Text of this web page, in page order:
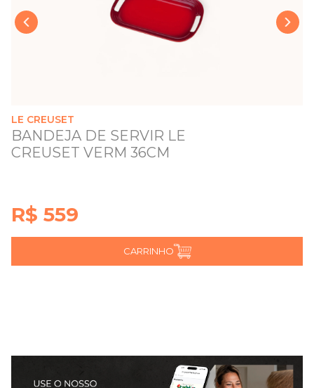
LE CREUSET
BANDEJA DE SERVIR LE
CREUSET VERM 36CM
R$ 559
CARRINHO
‹ ›